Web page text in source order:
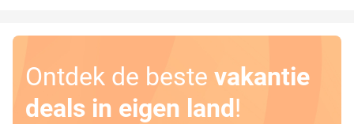
Ontdek de beste vakantie
deals in eigen land!